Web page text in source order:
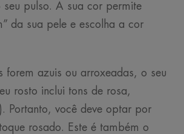
seu pulso. A sua cor permite
da sua pele e escolha a cor
forem azuis ou arroxeadas, o seu
rosto inclui tons de rosa,
Portanto, você deve optar por
rosado. Este é também o